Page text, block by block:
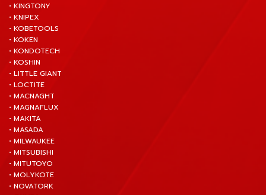
• KINGTONY
• KNIPEX
• KOBETOOLS
• KOKEN
• KONDOTECH
• KOSHIN
• LITTLE GIANT
• LOCTITE
• MACNAGHT
• MAGNAFLUX
• MAKITA
• MASADA
• MILWAUKEE
• MITSUBISHI
• MITUTOYO
• MOLYKOTE
• NOVATORK